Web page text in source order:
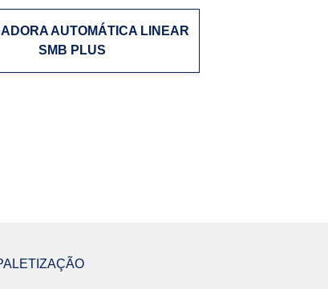
AUTOMÁTICA LINEAR
SMB PLUS